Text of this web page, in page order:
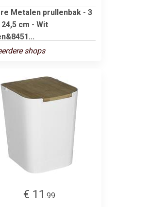
Metalen prullenbak - 3
24,5 cm - Wit
shops
€ 11 .99